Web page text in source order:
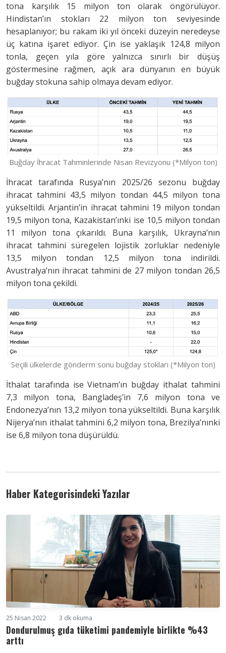
tona karşılık 15 milyon ton olarak öngörülüyor.
Hindistan’ın stokları 22 milyon ton seviyesinde
hesaplanıyor; bu rakam iki yıl önceki düzeyin neredeyse
üç katına işaret ediyor. Çin ise yaklaşık 124,8 milyon
tonla, geçen yıla göre yalnızca sınırlı bir düşüş
göstermesine rağmen, açık ara dünyanın en büyük
buğday stokuna sahip olmaya devam ediyor.
Buğday İhracat Tahminlerinde Nisan Revizyonu (*Milyon ton)
İhracat tarafında Rusya’nın 2025/26 sezonu buğday
ihracat tahmini 43,5 milyon tondan 44,5 milyon tona
yükseltildi. Arjantin’in ihracat tahmini 19 milyon tondan
19,5 milyon tona, Kazakistan’ınki ise 10,5 milyon tondan
11 milyon tona çıkarıldı. Buna karşılık, Ukrayna’nın
ihracat tahmini süregelen lojistik zorluklar nedeniyle
13,5 milyon tondan 12,5 milyon tona indirildi.
Avustralya’nın ihracat tahmini de 27 milyon tondan 26,5
milyon tona çekildi.
Seçili ülkelerde gönderm sonu buğday stokları (*Milyon ton)
İthalat tarafında ise Vietnam’ın buğday ithalat tahmini
7,3 milyon tona, Bangladeş’in 7,6 milyon tona ve
Endonezya’nın 13,2 milyon tona yükseltildi. Buna karşılık
Nijerya’nın ithalat tahmini 6,2 milyon tona, Brezilya’nınki
ise 6,8 milyon tona düşürüldü.
Haber Kategorisindeki Yazılar
25 Nisan 2022 3 dk okuma
Dondurulmuş gıda tüketimi pandemiyle birlikte %43
arttı